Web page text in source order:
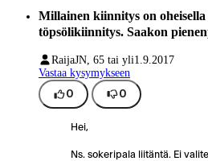
Millainen kiinnitys on
töpsölikiinnitys. Saakon
RaijaJN, 65 tai yli1.9.2017
Vastaa kysymykseen
0 0
Hei,
Ns. sokeripala liitäntä. Ei